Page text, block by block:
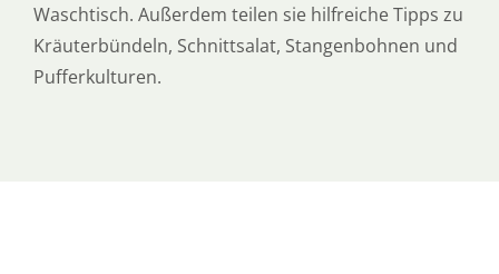
Waschtisch. Außerdem teilen sie hilfreiche Tipps zu
Kräuterbündeln, Schnittsalat, Stangenbohnen und
Pufferkulturen.